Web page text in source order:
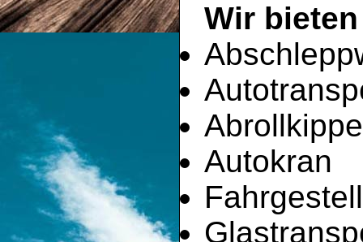
Wir
Autokran
Fahrgestell